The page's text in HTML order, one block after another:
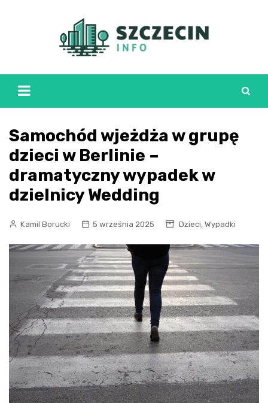
Samochód wjeżdża w grupę
dzieci w Berlinie –
dramatyczny wypadek w
dzielnicy Wedding
Kamil Borucki 5 września 2025 Dzieci, Wypadki